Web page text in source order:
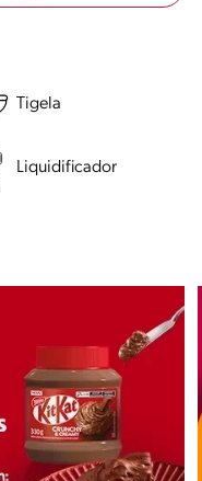
Tigela
Liquidificador